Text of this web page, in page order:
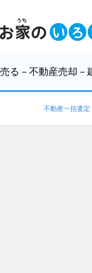
売る －不動産売却－
不動産一括査定